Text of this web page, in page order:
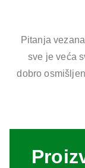
Pitanja
sve je veća
dobro